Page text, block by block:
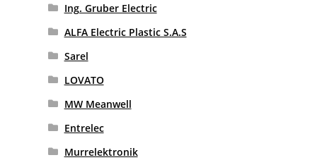
Ing. Gruber Electric
ALFA Electric Plastic S.A.S
Sarel
LOVATO
MW Meanwell
Entrelec
Murrelektronik